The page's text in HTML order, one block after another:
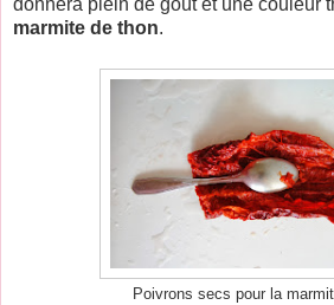
donnera plein de goût et une couleur
marmite de thon.
Poivrons secs pour la